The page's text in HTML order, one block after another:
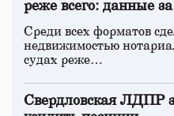
реже всего: данные
Среди всех форматов
недвижимостью
судах реже…
Свердловская ЛДПР